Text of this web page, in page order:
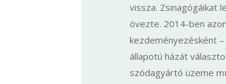
vissza. Zsinagógáikat
övezte. 2014-ben
kezdeményezésként –
állapotú házát
szódagyártó üzeme